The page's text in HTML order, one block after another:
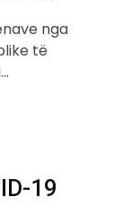
nga
të
19